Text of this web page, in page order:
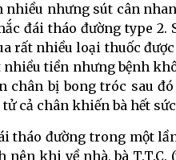
nhiều nhưng sút cân
đái tháo đường type 2.
rất nhiều loại thuốc
tiền nhưng bệnh
chân bị bong tróc sau
cả chân khiến bà hết
tháo đường trong một
khi về nhà, bà